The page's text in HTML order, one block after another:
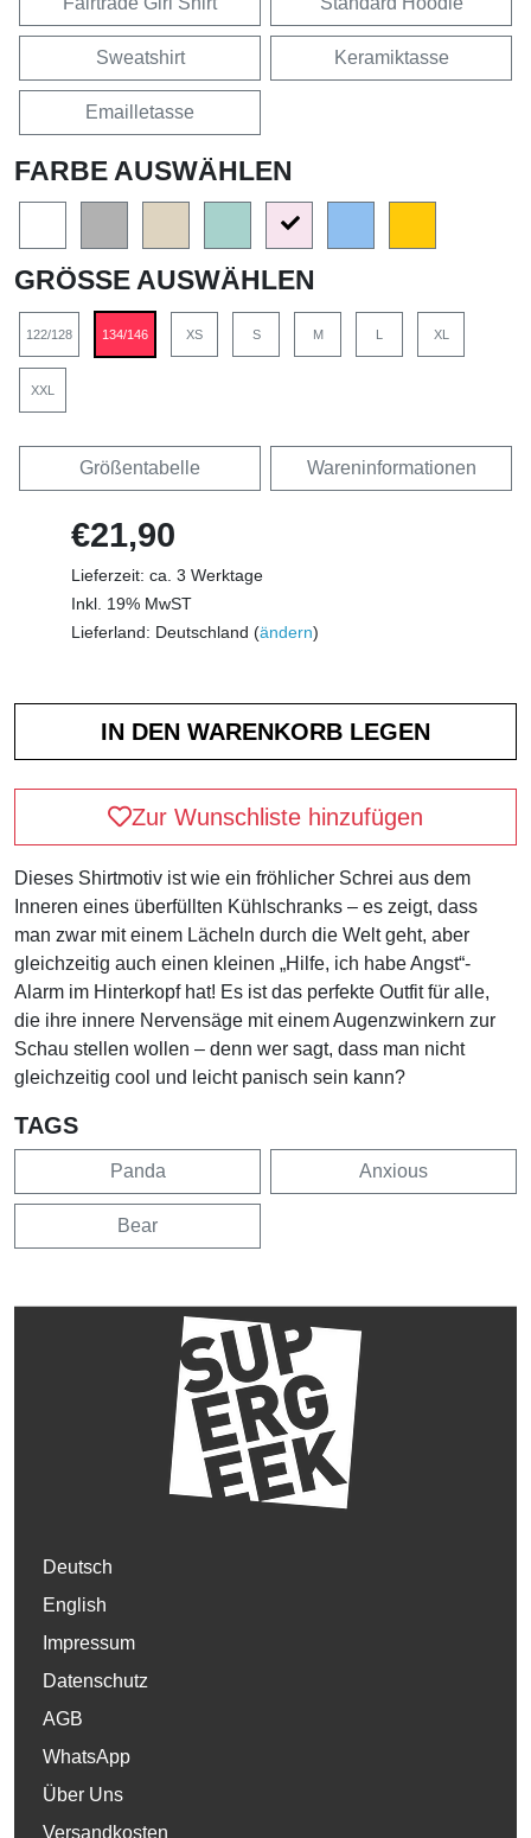
Sweatshirt Keramiktasse
Emailletasse
FARBE AUSWÄHLEN
GRÖSSE AUSWÄHLEN
122/128 134/146 XS S M L XL
XXL
Größentabelle Wareninformationen
€21,90
Lieferzeit: ca. 3 Werktage
Inkl. 19% MwST
Lieferland: Deutschland (ändern)
Zur Wunschliste hinzufügen
Dieses Shirtmotiv ist wie ein fröhlicher Schrei aus dem
Inneren eines überfüllten Kühlschranks – es zeigt, dass
man zwar mit einem Lächeln durch die Welt geht, aber
gleichzeitig auch einen kleinen „Hilfe, ich habe Angst“-
Alarm im Hinterkopf hat! Es ist das perfekte Outfit für alle,
die ihre innere Nervensäge mit einem Augenzwinkern zur
Schau stellen wollen – denn wer sagt, dass man nicht
gleichzeitig cool und leicht panisch sein kann?
TAGS
Panda Anxious
Bear
Deutsch
English
Impressum
Datenschutz
AGB
WhatsApp
Über Uns
Versandkosten